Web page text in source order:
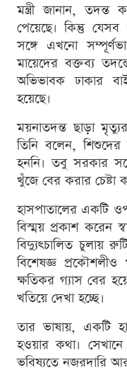
মন্ত্রী জানান, তদন্ত
পেয়েছে। কিন্তু
সঙ্গে এখনো
মায়েদের বক্তব্য
অভিভাবক ঢাকার
হয়েছে।
ময়নাতদন্ত ছাড়া
তিনি বলেন, শিশুদের
হননি। তবু সরকার
খুঁজে বের করার চেষ্টা
হাসপাতালের একটি
বিস্ময় প্রকাশ করেন
বিদ্যুৎচালিত চুলায়
বিশেষজ্ঞ প্রকৌশলীও
ক্ষতিকর গ্যাস বের
খতিয়ে দেখা হচ্ছে।
তার ভাষায়, একটি
হওয়ার কথা।
ভবিষ্যতে নজরদারি